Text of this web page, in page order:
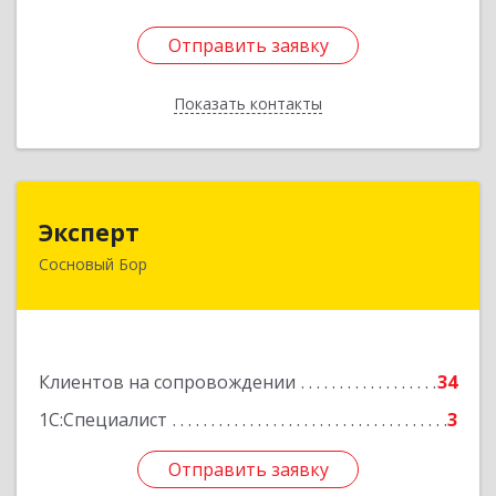
Отправить заявку
Показать контакты
Отправить заявку
Назад
Эксперт
Сосновый Бор
Клиентов на сопровождении
34
1С:Специалист
3
Отправить заявку
188544, Ленинградская обл, Сосновый Бор г, 50
Отправить заявку